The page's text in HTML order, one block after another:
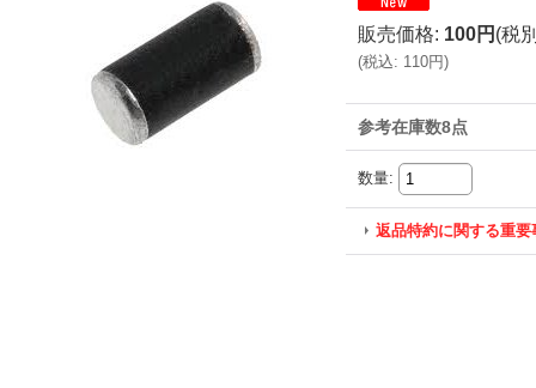
販売価格: 100円 (税
(税込: 110円)
参考在庫数8点
数量:
返品特約に関する重要